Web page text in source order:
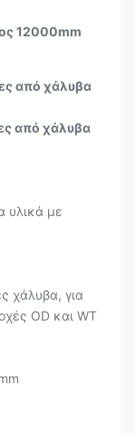
12000mm
από χάλυβα
από χάλυβα
υλικά με
χάλυβα, για
OD και WT